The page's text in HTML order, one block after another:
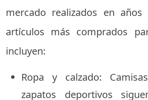
mercado realizados en años
artículos más comprados
incluyen:
Ropa y calzado:
zapatos deportivos